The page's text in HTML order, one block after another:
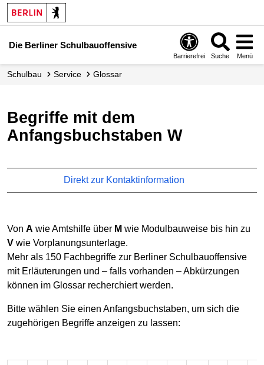
Die Berliner Schulbauoffensive
Barrierefrei Suche Menü
Schulbau Service Glossar
Begriffe mit dem
Anfangsbuchstaben W
Direkt zur Kontaktinformation
Von A wie Amtshilfe über M wie Modulbauweise bis hin zu
V wie Vorplanungsunterlage.
Mehr als 150 Fachbegriffe zur Berliner Schulbauoffensive
mit Erläuterungen und – falls vorhanden – Abkürzungen
können im Glossar recherchiert werden.
Bitte wählen Sie einen Anfangsbuchstaben, um sich die
zugehörigen Begriffe anzeigen zu lassen: